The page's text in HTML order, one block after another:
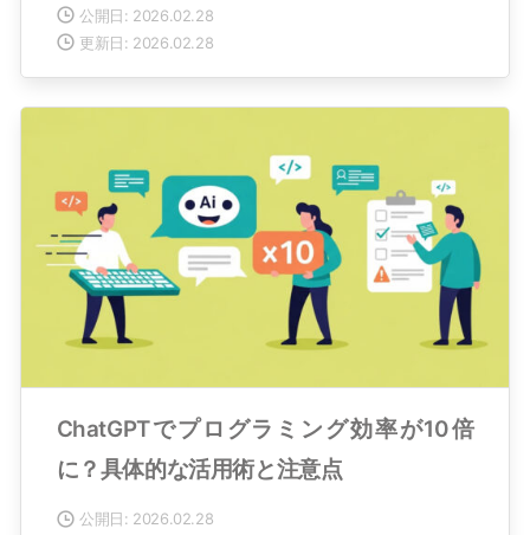
公開日: 2026.02.28
更新日: 2026.02.28
ChatGPTでプログラミング効率が10倍
に？具体的な活用術と注意点
公開日: 2026.02.28